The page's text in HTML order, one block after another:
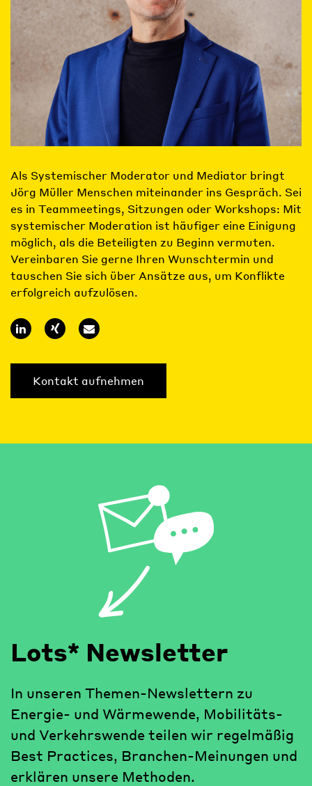
Als Systemischer Moderator und Mediator bringt
Jörg Müller Menschen miteinander ins Gespräch. Sei
es in Teammeetings, Sitzungen oder Workshops: Mit
systemischer Moderation ist häufiger eine Einigung
möglich, als die Beteiligten zu Beginn vermuten.
Vereinbaren Sie gerne Ihren Wunschtermin und
tauschen Sie sich über Ansätze aus, um Konflikte
erfolgreich aufzulösen.
Kontakt aufnehmen
Lots* Newsletter
In unseren Themen-Newslettern zu
Energie- und Wärmewende, Mobilitäts-
und Verkehrswende teilen wir regelmäßig
Best Practices, Branchen-Meinungen und
erklären unsere Methoden.